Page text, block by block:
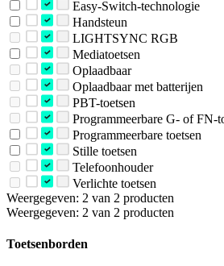
Easy-Switch-technologie
Handsteun
LIGHTSYNC RGB
Mediatoetsen
Oplaadbaar
Oplaadbaar met batterijen
PBT-toetsen
Programmeerbare G- of FN-
Programmeerbare toetsen
Stille toetsen
Telefoonhouder
Verlichte toetsen
Weergegeven: 2 van 2 producten
Weergegeven: 2 van 2 producten
Toetsenborden